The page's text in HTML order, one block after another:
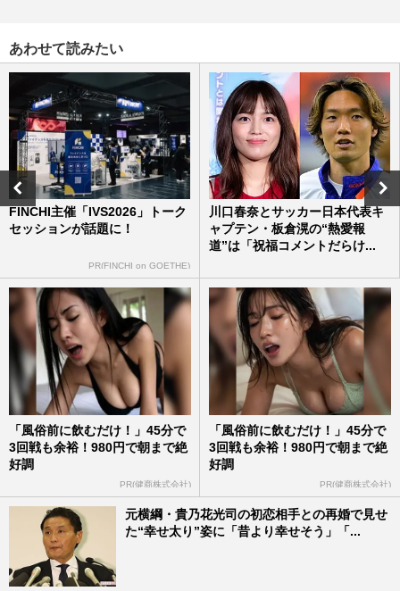
あわせて読みたい
FINCHI主催「IVS2026」トーク
セッションが話題に！
PR(FINCHI on GOETHE)
川口春奈とサッカー日本代表キ
ャプテン・板倉滉の“熱愛報
道”は「祝福コメントだらけ...
「風俗前に飲むだけ！」45分で
3回戦も余裕！980円で朝まで絶
好調
PR(健商株式会社)
「風俗前に飲むだけ！」45分で
3回戦も余裕！980円で朝まで絶
好調
PR(健商株式会社)
元横綱・貴乃花光司の初恋相手との再婚で見せ
た“幸せ太り”姿に「昔より幸せそう」「...